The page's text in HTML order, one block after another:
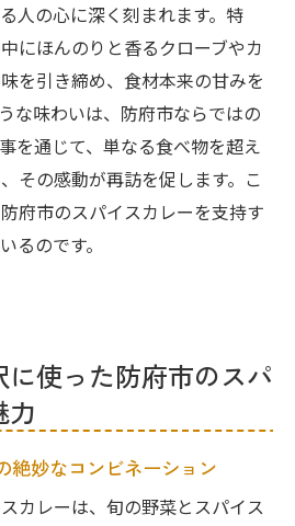
人の心に深く刻まれます。特
にほんのりと香るクローブやカ
を引き締め、食材本来の甘みを
な味わいは、防府市ならではの
を通じて、単なる食べ物を超え
その感動が再訪を促します。こ
府市のスパイスカレーを支持す
るのです。
使った防府市のスパ
力
絶妙なコンビネーション
カレーは、旬の野菜とスパイス